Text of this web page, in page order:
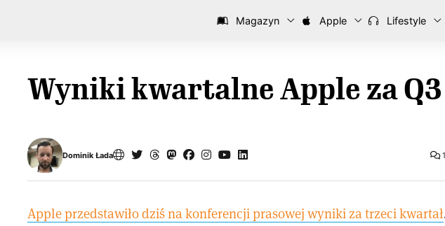
Magazyn Apple Lifestyle
Wyniki kwartalne Apple za Q3
Dominik Łada 1
Apple przedstawiło dziś na konferencji prasowej wyniki za trzeci kwartał